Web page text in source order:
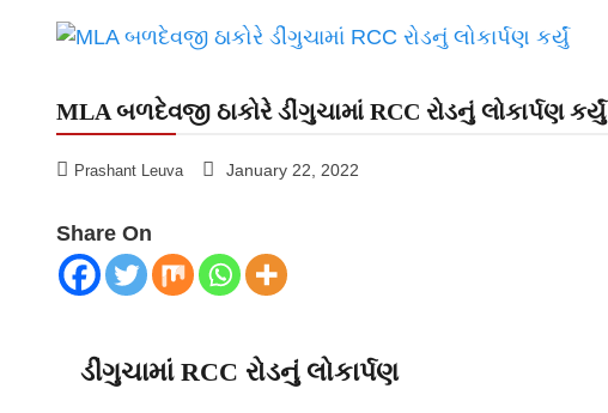
MLA બળદેવજી ઠાકોરે ડીંગુચામાં RCC રોડનું લોકાર્પણ કર્યું
Prashant Leuva January 22, 2022
Share On
ડીંગુચામાં RCC રોડનું લોકાર્પણ